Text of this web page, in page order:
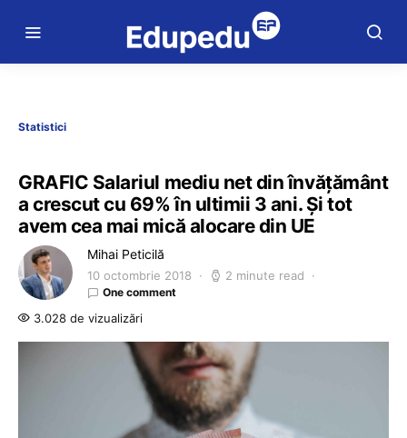
Statistici
GRAFIC Salariul mediu net din învățământ
a crescut cu 69% în ultimii 3 ani. Și tot
avem cea mai mică alocare din UE
Mihai Peticilă
10 octombrie 2018 2 minute read
One comment
3.028 de vizualizări